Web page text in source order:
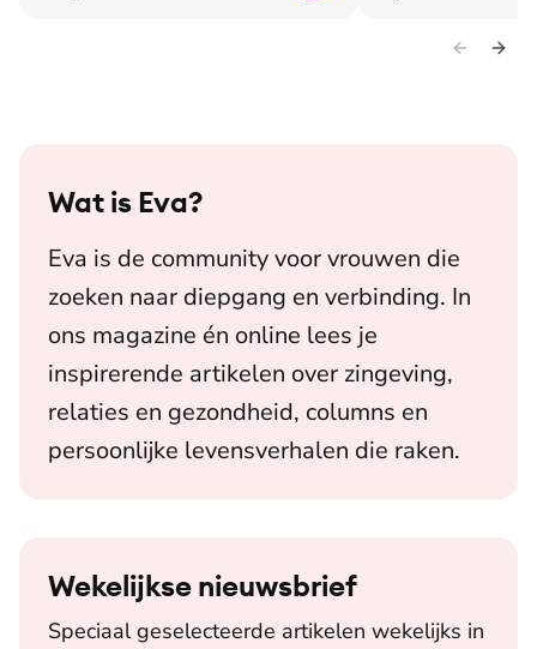
Wat is Eva?
Eva is de community voor vrouwen die
zoeken naar diepgang en verbinding. In
ons magazine én online lees je
inspirerende artikelen over zingeving,
relaties en gezondheid, columns en
persoonlijke levensverhalen die raken.
Wekelijkse nieuwsbrief
Speciaal geselecteerde artikelen wekelijks in